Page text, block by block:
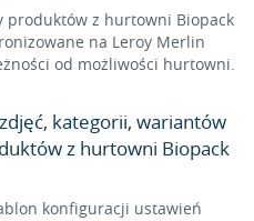
produktów z hurtowni Biopack
na Leroy Merlin
od możliwości hurtowni.
kategorii, wariantów
z hurtowni Biopack
konfiguracji ustawień